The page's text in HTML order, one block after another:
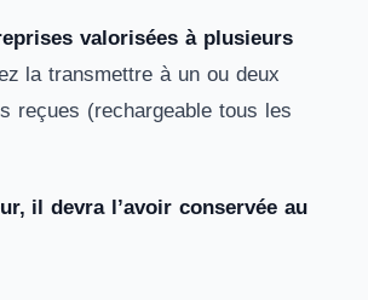
valorisées à plusieurs
la transmettre à un ou deux
reçues (rechargeable tous les
il devra l’avoir conservée au